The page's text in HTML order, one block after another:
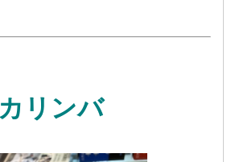
カリンバ